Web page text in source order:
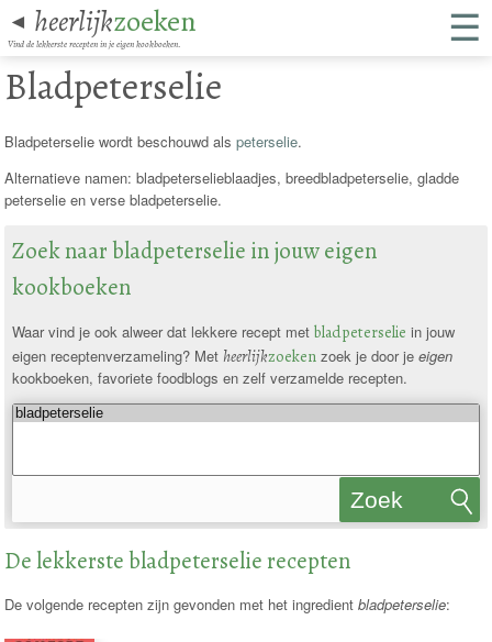
◄ heerlijkzoeken
Vind de lekkerste recepten in je eigen kookboeken. ☰
Bladpeterselie
Bladpeterselie wordt beschouwd alspeterselie.
Alternatieve namen: bladpeterselieblaadjes, breedbladpeterselie, gladde
peterselie en verse bladpeterselie.
Zoek naar bladpeterselie in jouw eigen
kookboeken
Waar vind je ook alweer dat lekkere recept met bladpeterselie in jouw
eigen receptenverzameling? Met heerlijkzoeken zoek je door je eigen
kookboeken, favoriete foodblogs en zelf verzamelde recepten.
Zoek
De lekkerste bladpeterselie recepten
De volgende recepten zijn gevonden met het ingredientbladpeterselie: